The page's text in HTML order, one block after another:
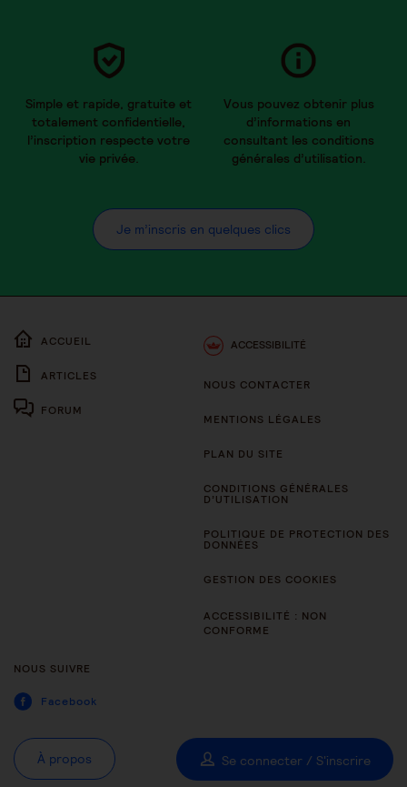
Simple et rapide, gratuite et
totalement confidentielle,
l’inscription respecte votre
vie privée.
Vous pouvez obtenir plus
d’informations en
consultant les conditions
générales d’utilisation.
Je m’inscris en quelques clics
ACCUEIL
ARTICLES
FORUM
ACCESSIBILITÉ
NOUS CONTACTER
MENTIONS LÉGALES
PLAN DU SITE
CONDITIONS GÉNÉRALES
D’UTILISATION
POLITIQUE DE PROTECTION DES
DONNÉES
GESTION DES COOKIES
ACCESSIBILITÉ : NON
CONFORME
NOUS SUIVRE
Facebook
À propos Se connecter / S'inscrire